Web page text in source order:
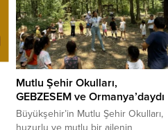
tarım sektöründeki firmalarla ve
çiftçilerle bir araya geldi. KONYA
(İGFA) – Konya Büyükşehir
Belediye Başkanı Uğur İbrahim
Altay, 20. Konya Tarım Fuarı’nı...
Mutlu Şehir Okulları,
GEBZESEM ve Ormanya’daydı
Büyükşehir’in Mutlu Şehir Okulları,
huzurlu ve mutlu bir ailenin